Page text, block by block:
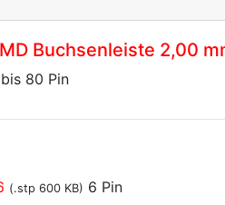
Buchsenleiste 2,00
80 Pin
(.stp 600 KB) 6 Pin